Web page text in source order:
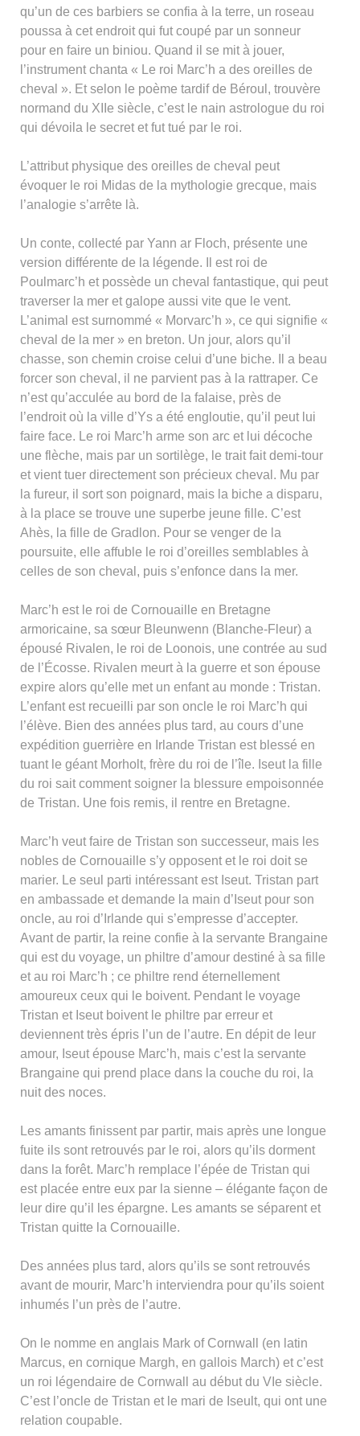
qu’un de ces barbiers se confia à la terre, un roseau
poussa à cet endroit qui fut coupé par un sonneur
pour en faire un biniou. Quand il se mit à jouer,
l’instrument chanta « Le roi Marc’h a des oreilles de
cheval ». Et selon le poème tardif de Béroul, trouvère
normand du XIIe siècle, c’est le nain astrologue du roi
qui dévoila le secret et fut tué par le roi.
L’attribut physique des oreilles de cheval peut
évoquer le roi Midas de la mythologie grecque, mais
l’analogie s’arrête là.
Un conte, collecté par Yann ar Floch, présente une
version différente de la légende. Il est roi de
Poulmarc’h et possède un cheval fantastique, qui peut
traverser la mer et galope aussi vite que le vent.
L’animal est surnommé « Morvarc’h », ce qui signifie «
cheval de la mer » en breton. Un jour, alors qu’il
chasse, son chemin croise celui d’une biche. Il a beau
forcer son cheval, il ne parvient pas à la rattraper. Ce
n’est qu’acculée au bord de la falaise, près de
l’endroit où la ville d’Ys a été engloutie, qu’il peut lui
faire face. Le roi Marc’h arme son arc et lui décoche
une flèche, mais par un sortilège, le trait fait demi-tour
et vient tuer directement son précieux cheval. Mu par
la fureur, il sort son poignard, mais la biche a disparu,
à la place se trouve une superbe jeune fille. C’est
Ahès, la fille de Gradlon. Pour se venger de la
poursuite, elle affuble le roi d’oreilles semblables à
celles de son cheval, puis s’enfonce dans la mer.
Marc’h est le roi de Cornouaille en Bretagne
armoricaine, sa sœur Bleunwenn (Blanche-Fleur) a
épousé Rivalen, le roi de Loonois, une contrée au sud
de l’Écosse. Rivalen meurt à la guerre et son épouse
expire alors qu’elle met un enfant au monde : Tristan.
L’enfant est recueilli par son oncle le roi Marc’h qui
l’élève. Bien des années plus tard, au cours d’une
expédition guerrière en Irlande Tristan est blessé en
tuant le géant Morholt, frère du roi de l’île. Iseut la fille
du roi sait comment soigner la blessure empoisonnée
de Tristan. Une fois remis, il rentre en Bretagne.
Marc’h veut faire de Tristan son successeur, mais les
nobles de Cornouaille s’y opposent et le roi doit se
marier. Le seul parti intéressant est Iseut. Tristan part
en ambassade et demande la main d’Iseut pour son
oncle, au roi d’Irlande qui s’empresse d’accepter.
Avant de partir, la reine confie à la servante Brangaine
qui est du voyage, un philtre d’amour destiné à sa fille
et au roi Marc’h ; ce philtre rend éternellement
amoureux ceux qui le boivent. Pendant le voyage
Tristan et Iseut boivent le philtre par erreur et
deviennent très épris l’un de l’autre. En dépit de leur
amour, Iseut épouse Marc’h, mais c’est la servante
Brangaine qui prend place dans la couche du roi, la
nuit des noces.
Les amants finissent par partir, mais après une longue
fuite ils sont retrouvés par le roi, alors qu’ils dorment
dans la forêt. Marc’h remplace l’épée de Tristan qui
est placée entre eux par la sienne – élégante façon de
leur dire qu’il les épargne. Les amants se séparent et
Tristan quitte la Cornouaille.
Des années plus tard, alors qu’ils se sont retrouvés
avant de mourir, Marc’h interviendra pour qu’ils soient
inhumés l’un près de l’autre.
On le nomme en anglais Mark of Cornwall (en latin
Marcus, en cornique Margh, en gallois March) et c’est
un roi légendaire de Cornwall au début du VIe siècle.
C’est l’oncle de Tristan et le mari de Iseult, qui ont une
relation coupable.